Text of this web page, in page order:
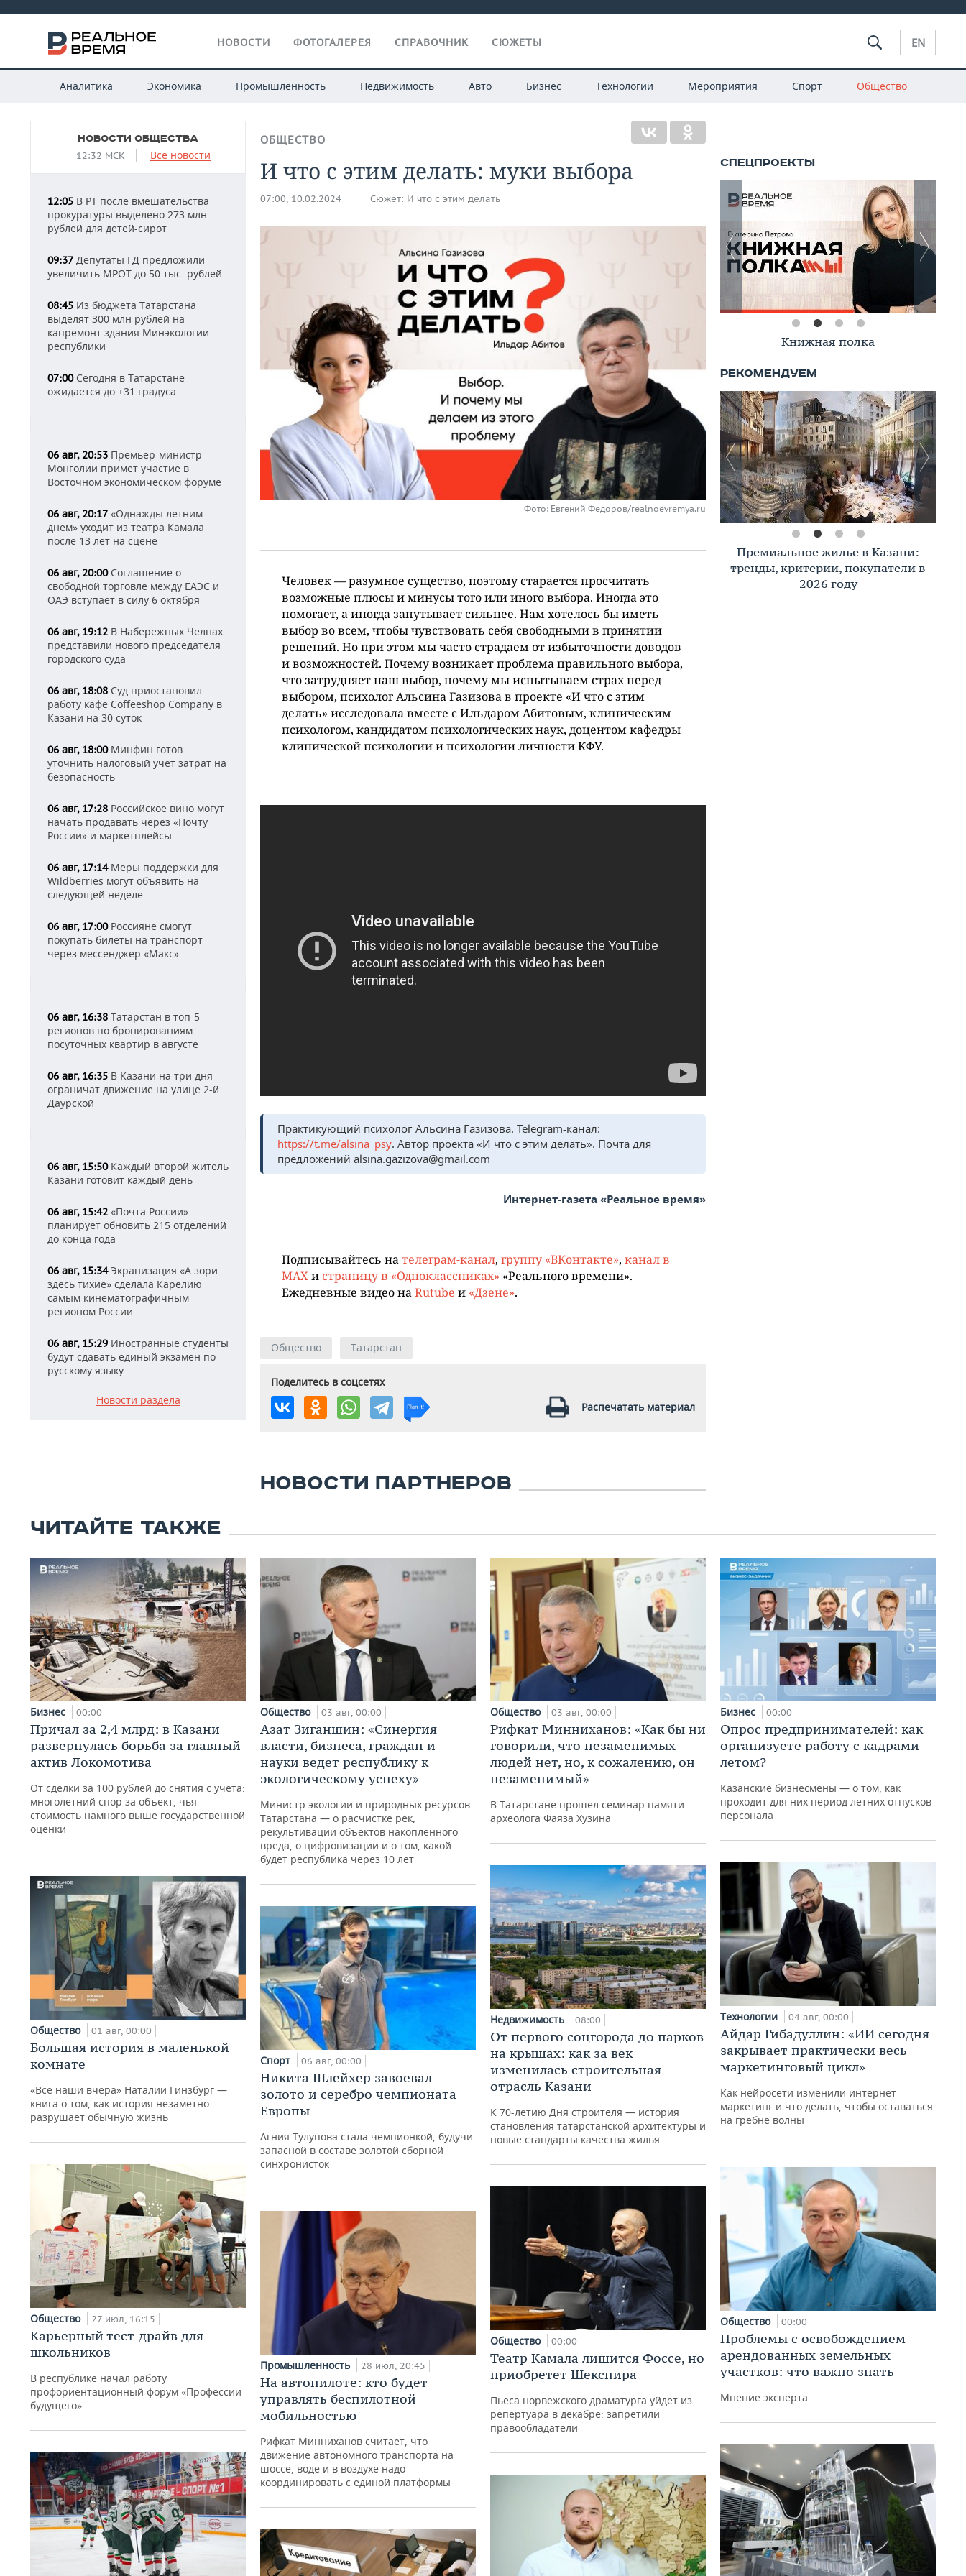
НОВОСТИ ФОТОГАЛЕРЕЯ СПРАВОЧНИК СЮЖЕТЫ EN
Аналитика Экономика Промышленность Недвижимость Авто Бизнес Технологии Мероприятия Спорт Общество
НОВОСТИ ОБЩЕСТВА
12:32 МСК Все новости
12:05 В РТ после вмешательства
прокуратуры выделено 273 млн
рублей для детей-сирот
09:37 Депутаты ГД предложили
увеличить МРОТ до 50 тыс. рублей
08:45 Из бюджета Татарстана
выделят 300 млн рублей на
капремонт здания Минэкологии
республики
07:00Сегодня в Татарстане
ожидается до +31 градуса
06 авг, 20:53 Премьер-министр
Монголии примет участие в
Восточном экономическом форуме
06 авг, 20:17 «Однажды летним
днем» уходит из театра Камала
после 13 лет на сцене
06 авг, 20:00Соглашение о
свободной торговле между ЕАЭС и
ОАЭ вступает в силу 6 октября
06 авг, 19:12 В Набережных Челнах
представили нового председателя
городского суда
06 авг, 18:08 Суд приостановил
работу кафе Coffeeshop Company в
Казани на 30 суток
06 авг, 18:00Минфин готов
уточнить налоговый учет затрат на
безопасность
06 авг, 17:28 Российское вино могут
начать продавать через «Почту
России» и маркетплейсы
06 авг, 17:14Меры поддержки для
Wildberries могут объявить на
следующей неделе
06 авг, 17:00Россияне смогут
покупать билеты на транспорт
через мессенджер «Макс»
06 авг, 16:38 Татарстан в топ-5
регионов по бронированиям
посуточных квартир в августе
06 авг, 16:35 В Казани на три дня
ограничат движение на улице 2-й
Даурской
06 авг, 15:50Каждый второй житель
Казани готовит каждый день
06 авг, 15:42 «Почта России»
планирует обновить 215 отделений
до конца года
06 авг, 15:34Экранизация «А зори
здесь тихие» сделала Карелию
самым кинематографичным
регионом России
06 авг, 15:29 Иностранные студенты
будут сдавать единый экзамен по
русскому языку
Новости раздела
ОБЩЕСТВО
И что с этим делать: муки выбора
07:00, 10.02.2024 Сюжет: И что с этим делать
Фото: Евгений Федоров/realnoevremya.ru
Человек — разумное существо, поэтому старается просчитать
возможные плюсы и минусы того или иного выбора. Иногда это
помогает, а иногда запутывает сильнее. Нам хотелось бы иметь
выбор во всем, чтобы чувствовать себя свободными в принятии
решений. Но при этом мы часто страдаем от избыточности доводов
и возможностей. Почему возникает проблема правильного выбора,
что затрудняет наш выбор, почему мы испытываем страх перед
выбором, психолог Альсина Газизова в проекте «И что с этим
делать» исследовала вместе с Ильдаром Абитовым, клиническим
психологом, кандидатом психологических наук, доцентом кафедры
клинической психологии и психологии личности КФУ.
Практикующий психолог Альсина Газизова. Telegram-канал:
https://t.me/alsina_psy. Автор проекта «И что с этим делать». Почта для
предложений alsina.gazizova@gmail.com
Интернет-газета «Реальное время»
Подписывайтесь нателеграм-канал, группу «ВКонтакте», канал в
MAXи страницу в «Одноклассниках» «Реального времени».
Ежедневные видео наRutube и «Дзене».
Общество Татарстан
Поделитесь в соцсетях
Распечатать материал
НОВОСТИ ПАРТНЕРОВ
Книжная полка
Премиальное жилье в Казани:
тренды, критерии, покупатели в
2026 году
ЧИТАЙТЕ ТАКЖЕ
Бизнес 00:00
Причал за 2,4 млрд: в Казани
развернулась борьба за главный
актив Локомотива
От сделки за 100 рублей до снятия с учета:
многолетний спор за объект, чья
стоимость намного выше государственной
оценки
Общество 01 авг, 00:00
Большая история в маленькой
комнате
«Все наши вчера» Наталии Гинзбург —
книга о том, как история незаметно
разрушает обычную жизнь
Общество 27 июл, 16:15
Карьерный тест-драйв для
школьников
В республике начал работу
профориентационный форум «Профессии
будущего»
Общество 03 авг, 00:00
Азат Зиганшин: «Синергия
власти, бизнеса, граждан и
науки ведет республику к
экологическому успеху»
Министр экологии и природных ресурсов
Татарстана — о расчистке рек,
рекультивации объектов накопленного
вреда, о цифровизации и о том, какой
будет республика через 10 лет
Спорт 06 авг, 00:00
Никита Шлейхер завоевал
золото и серебро чемпионата
Европы
Агния Тулупова стала чемпионкой, будучи
запасной в составе золотой сборной
синхронисток
Промышленность 28 июл, 20:45
На автопилоте: кто будет
управлять беспилотной
мобильностью
Рифкат Минниханов считает, что
движение автономного транспорта на
шоссе, воде и в воздухе надо
координировать с единой платформы
Общество 03 авг, 00:00
Рифкат Минниханов: «Как бы ни
говорили, что незаменимых
людей нет, но, к сожалению, он
незаменимый»
В Татарстане прошел семинар памяти
археолога Фаяза Хузина
Недвижимость 08:00
От первого соцгорода до парков
на крышах: как за век
изменилась строительная
отрасль Казани
К 70-летию Дня строителя — история
становления татарстанской архитектуры и
новые стандарты качества жилья
Общество 00:00
Театр Камала лишится Фоссе, но
приобретет Шекспира
Пьеса норвежского драматурга уйдет из
репертуара в декабре: запретили
правообладатели
Бизнес 00:00
Опрос предпринимателей: как
организуете работу с кадрами
летом?
Казанские бизнесмены — о том, как
проходит для них период летних отпусков
персонала
Технологии 04 авг, 00:00
Айдар Гибадуллин: «ИИ сегодня
закрывает практически весь
маркетинговый цикл»
Как нейросети изменили интернет-
маркетинг и что делать, чтобы оставаться
на гребне волны
Общество 00:00
Проблемы с освобождением
арендованных земельных
участков: что важно знать
Мнение эксперта